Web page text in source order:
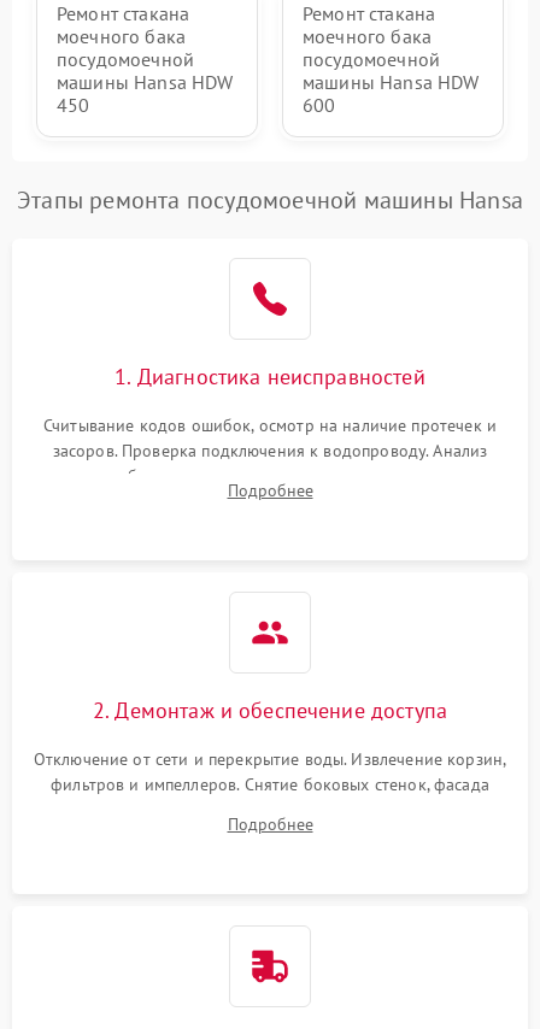
Ремонт стакана
моечного бака
посудомоечной
машины Hansa HDW
450
Ремонт стакана
моечного бака
посудомоечной
машины Hansa HDW
600
Этапы ремонта посудомоечной машины Hansa
1. Диагностика неисправностей
Считывание кодов ошибок, осмотр на наличие протечек и
засоров. Проверка подключения к водопроводу. Анализ
жалоб на отсутствие слива, нагрева, вращения
разбрызгивателей или срабатывание системы защиты
Подробнее
2. Демонтаж и обеспечение доступа
Отключение от сети и перекрытие воды. Извлечение корзин,
фильтров и импеллеров. Снятие боковых стенок, фасада
циркуляционному насосу, ТЭНу и сливной помпе.
Подробнее